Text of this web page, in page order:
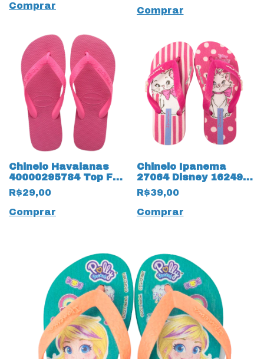
Comprar
Comprar
Chinelo Havaianas
40000295784 Top FC
Infantil 18238 Rosa
Flux
R$29,00
Comprar
Chinelo Ipanema
27064 Disney 16249
Marie
R$39,00
Comprar